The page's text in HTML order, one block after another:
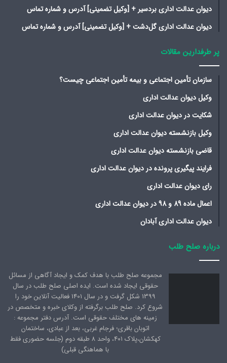
دیوان عدالت اداری بردسیر + [وکیل تضمینی] آدرس و شماره تماس
دیوان عدالت اداری گل‌دشت + [وکیل تضمینی] آدرس و شماره تماس
پر طرفدارین مقالات
سازمان تأمین اجتماعی و بیمه تأمین اجتماعی چیست؟
وکیل دیوان عدالت اداری
شکایت در دیوان عدالت اداری
وکیل بازنشسته دیوان عدالت اداری
قاضی بازنشسته دیوان عدالت اداری
فرایند پیگیری پرونده در دیوان عدالت اداری
رای دیوان عدالت اداری
اعمال ماده 89 و 98 در دیوان عدالت اداری
دیوان عدالت اداری آبادان
درباره صلح طلب
مجموعه صلح طلب با هدف کمک و ایجاد آگاهی از مسائل
حقوقی ایجاد شده است. ایده اصلی صلح طلب در سال
1399 شکل گرفت و در سال 1401 فعالیت آنلاین خود را
شروع کرد. صلح طلب برگرفته از وکلای خبره و متخصص در
زمینه های مختلف حقوقی است. آدرس دفتر مجموعه :
اتوبان باقری؛ فرجام غربی، بعد از عبادی، ساختمان
کهکشان،پلاک ۴۰۱، واحد ۸ طبقه دوم (جلسه حضوری فقط
با هماهنگی قبلی)